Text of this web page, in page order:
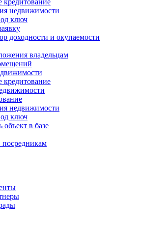
кредитование
недвижимости
ключ
доходности и окупаемости
владельцам
кредитование
недвижимости
ключ
объект в базе